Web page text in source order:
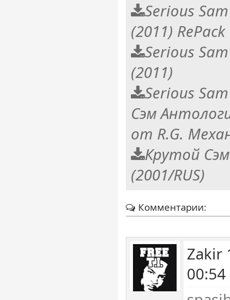
Serious
(2011)
Serious
(2011)
Serious
Сэм
от R.G.
Крутой
(2001/RUS)
Комментарии:
Zakir